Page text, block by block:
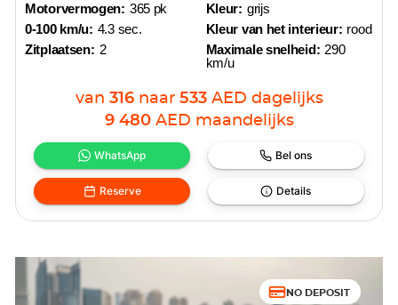
Motorvermogen: 365 pk
0-100 km/u: 4.3 sec.
Zitplaatsen: 2
Kleur: grijs
Kleur van het interieur: rood
Maximale snelheid: 290
km/u
van 316 naar 533 AED dagelijks
9 480 AED maandelijks
WhatsApp Bel ons
Reserve Details
NO DEPOSIT